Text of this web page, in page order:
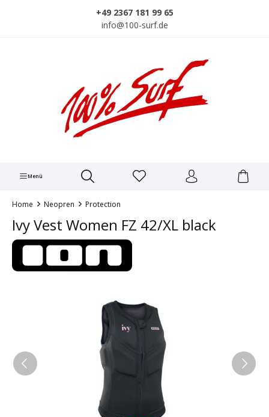
+49 2367 181 99 65
info@100-surf.de
Menü
Home Neopren Protection
Ivy Vest Women FZ 42/XL black
Bildergalerie überspringen